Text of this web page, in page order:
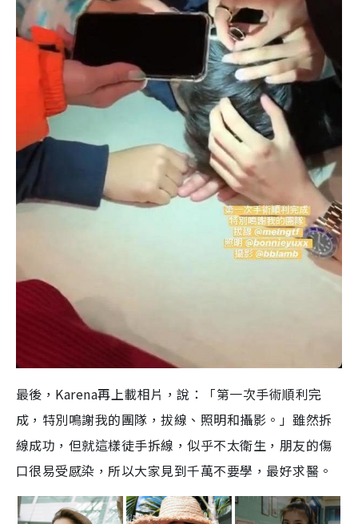
最後，Karena再上載相片，說：「第一次手術順利完
成，特別鳴謝我的團隊，拔線、照明和攝影。」雖然拆
線成功，但就這樣徒手拆線，似乎不太衛生，朋友的傷
口很易受感染，所以大家見到千萬不要學，最好求醫。